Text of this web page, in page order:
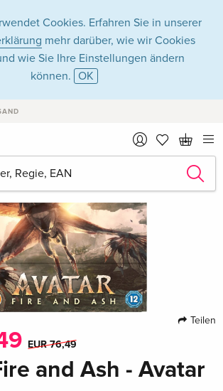
Cookies. Erfahren Sie in unserer
mehr darüber, wie wir Cookies
wie Sie Ihre Einstellungen ändern
können. OK
Teilen
EUR 76,49
and Ash - Avatar